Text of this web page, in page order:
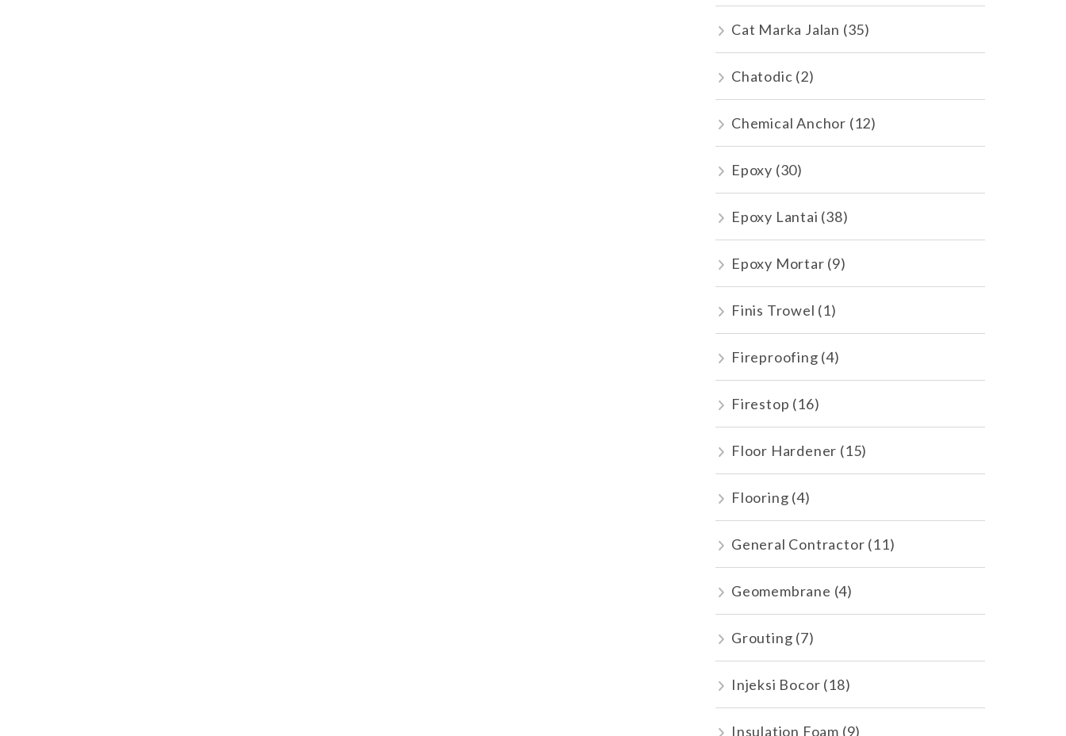
Cat Marka Jalan (35)
Chatodic (2)
Chemical Anchor (12)
Epoxy (30)
Epoxy Lantai (38)
Epoxy Mortar (9)
Finis Trowel (1)
Fireproofing (4)
Firestop (16)
Floor Hardener (15)
Flooring (4)
General Contractor (11)
Geomembrane (4)
Grouting (7)
Injeksi Bocor (18)
Insulation Foam (9)